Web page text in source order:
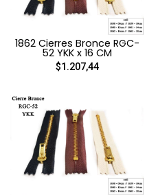
1862 Cierres Bronce RGC-
52 YKK x 16 CM
$1.207,44